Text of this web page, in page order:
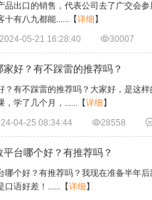
品出口的销售，代表公司去了广交会
十有八九都能...... 【详细 】
2024-05-21 16:28:40 30007
好？有不踩雷的推荐吗？
？有不踩雷的推荐吗？大家好，是这
，学了几个月，...... 【详细 】
04-25 08:34:44 28558
台哪个好？有推荐吗？
哪个好？有推荐吗？我现在准备半年
口语好差！​...... 【详细 】